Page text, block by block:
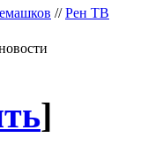
//Рен ТВ
]